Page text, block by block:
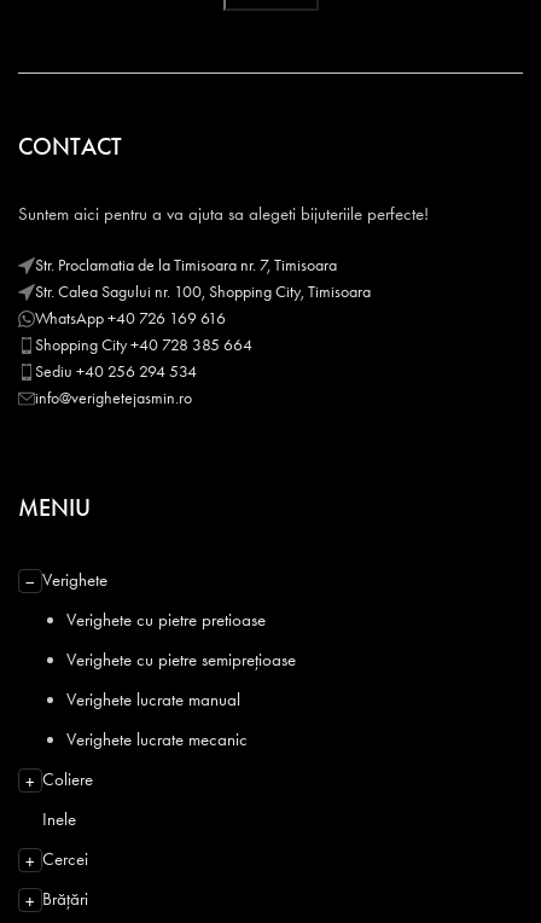
CONTACT
Suntem aici pentru a va ajuta sa alegeti bijuteriile perfecte!
Str. Proclamatia de la Timisoara nr. 7, Timisoara
Str. Calea Sagului nr. 100, Shopping City, Timisoara
WhatsApp +40 726 169 616
Shopping City +40 728 385 664
Sediu +40 256 294 534
info@verighetejasmin.ro
MENIU
− Verighete
Verighete cu pietre pretioase
Verighete cu pietre semiprețioase
Verighete lucrate manual
Verighete lucrate mecanic
+ Coliere
Inele
+ Cercei
+ Brățări